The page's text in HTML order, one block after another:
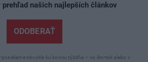
prehľad našich najlepších článkov
ODOBERAŤ
posielame obvykle ku koncu týždňa – vo štvrtok alebo v